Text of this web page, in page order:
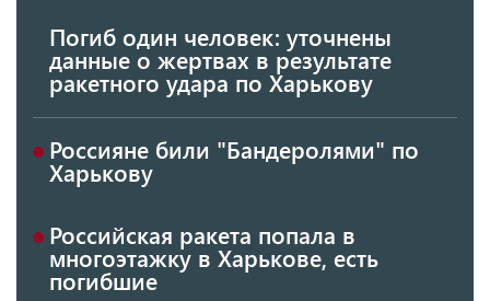
Погиб один человек: уточнены
данные о жертвах в результате
ракетного удара по Харькову
Россияне били "Бандеролями" по
Харькову
Российская ракета попала в
многоэтажку в Харькове, есть
погибшие